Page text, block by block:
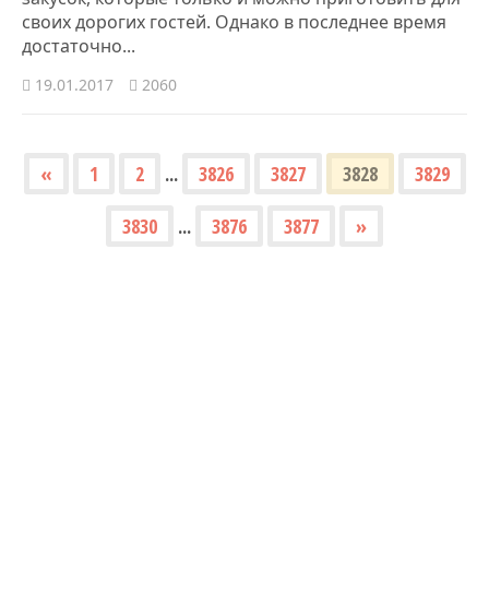
своих дорогих гостей. Однако в последнее время
достаточно...
19.01.2017 2060
« 1 2 ... 3826 3827 3828
3829
3830
... 3876 3877 »